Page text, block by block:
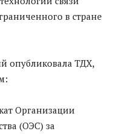
в стране
опубликовала ТДХ,
Организации
(ОЭС) за